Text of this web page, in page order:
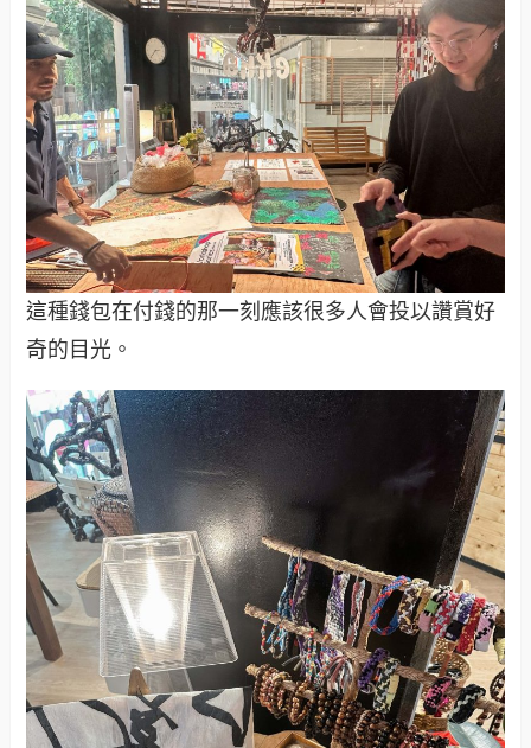
這種錢包在付錢的那一刻應該很多人會投以讚賞好
奇的目光。